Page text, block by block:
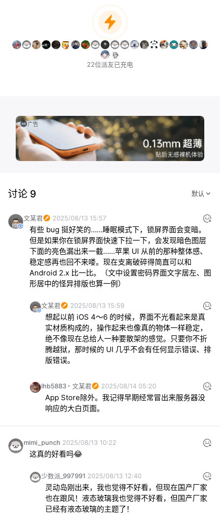
22位派友已充电
广告
讨论 9
文某君 2025/08/13 15:57
有些 bug 挺好笑的……睡眠模式下，锁屏界面会变暗。
但是如果你在锁屏界面快速下拉一下，会发现暗色图层
下面的亮色漏出来一截……苹果 UI 从前的那种整体感、
稳定感再也回不来喽。现在支离破碎得简直可以和
Android 2.x 比一比。（文中设置密码界面文字居左、图
形居中的怪异排版也算一例）
文某君 2025/08/13 15:59
想起以前 iOS 4～6 的时候，界面不光看起来是真
实材质构成的，操作起来也像真的物体一样稳定，
绝不像现在总给人一种要散架的感觉。只要你不折
腾越狱，那时候的 UI 几乎不会有任何显示错误、排
版错误。
lhb5883 文某君 2025/08/14 05:20
App Store除外。我记得早期经常冒出来服务器没
响应的大白页面。
mimi_punch 2025/08/13 10:22
这真的好看吗😂
少数派_997991 2025/08/13 12:40
灵动岛刚出来，我也觉得不好看，但现在国产厂家
也在跟风！液态玻璃我也觉得不好看，但国产厂家
已经有液态玻璃的主题了！